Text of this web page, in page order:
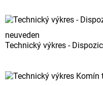
neuveden
Technický výkres -